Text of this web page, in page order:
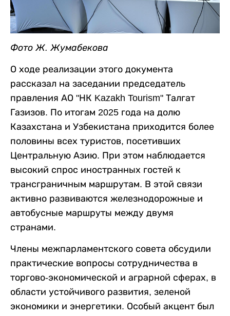
Фото Ж. Жумабекова
О ходе реализации этого документа
рассказал на заседании председатель
правления АО "НК Kazakh Tourism" Талгат
Газизов. По итогам 2025 года на долю
Казахстана и Узбекистана приходится более
половины всех туристов, посетивших
Центральную Азию. При этом наблюдается
высокий спрос иностранных гостей к
трансграничным маршрутам. В этой связи
активно развиваются железнодорожные и
автобусные маршруты между двумя
странами.
Члены межпарламентского совета обсудили
практические вопросы сотрудничества в
торгово-экономической и аграрной сферах, в
области устойчивого развития, зеленой
экономики и энергетики. Особый акцент был